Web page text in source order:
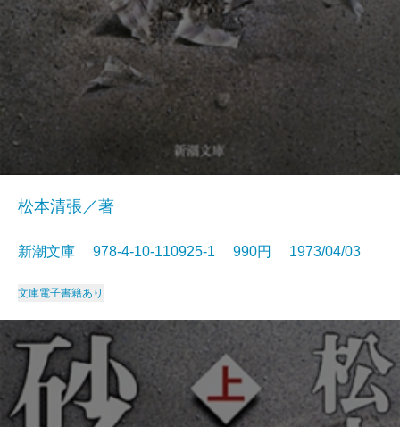
松本清張／著
新潮文庫 978-4-10-110925-1 990円 1973/04/03
文庫電子書籍あり